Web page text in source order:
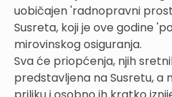
uobičajen 'radnopravni
Susreta, koji je ove godine
mirovinskog osiguranja.
Sva će priopćenja, njih
predstavljena na Susretu, a